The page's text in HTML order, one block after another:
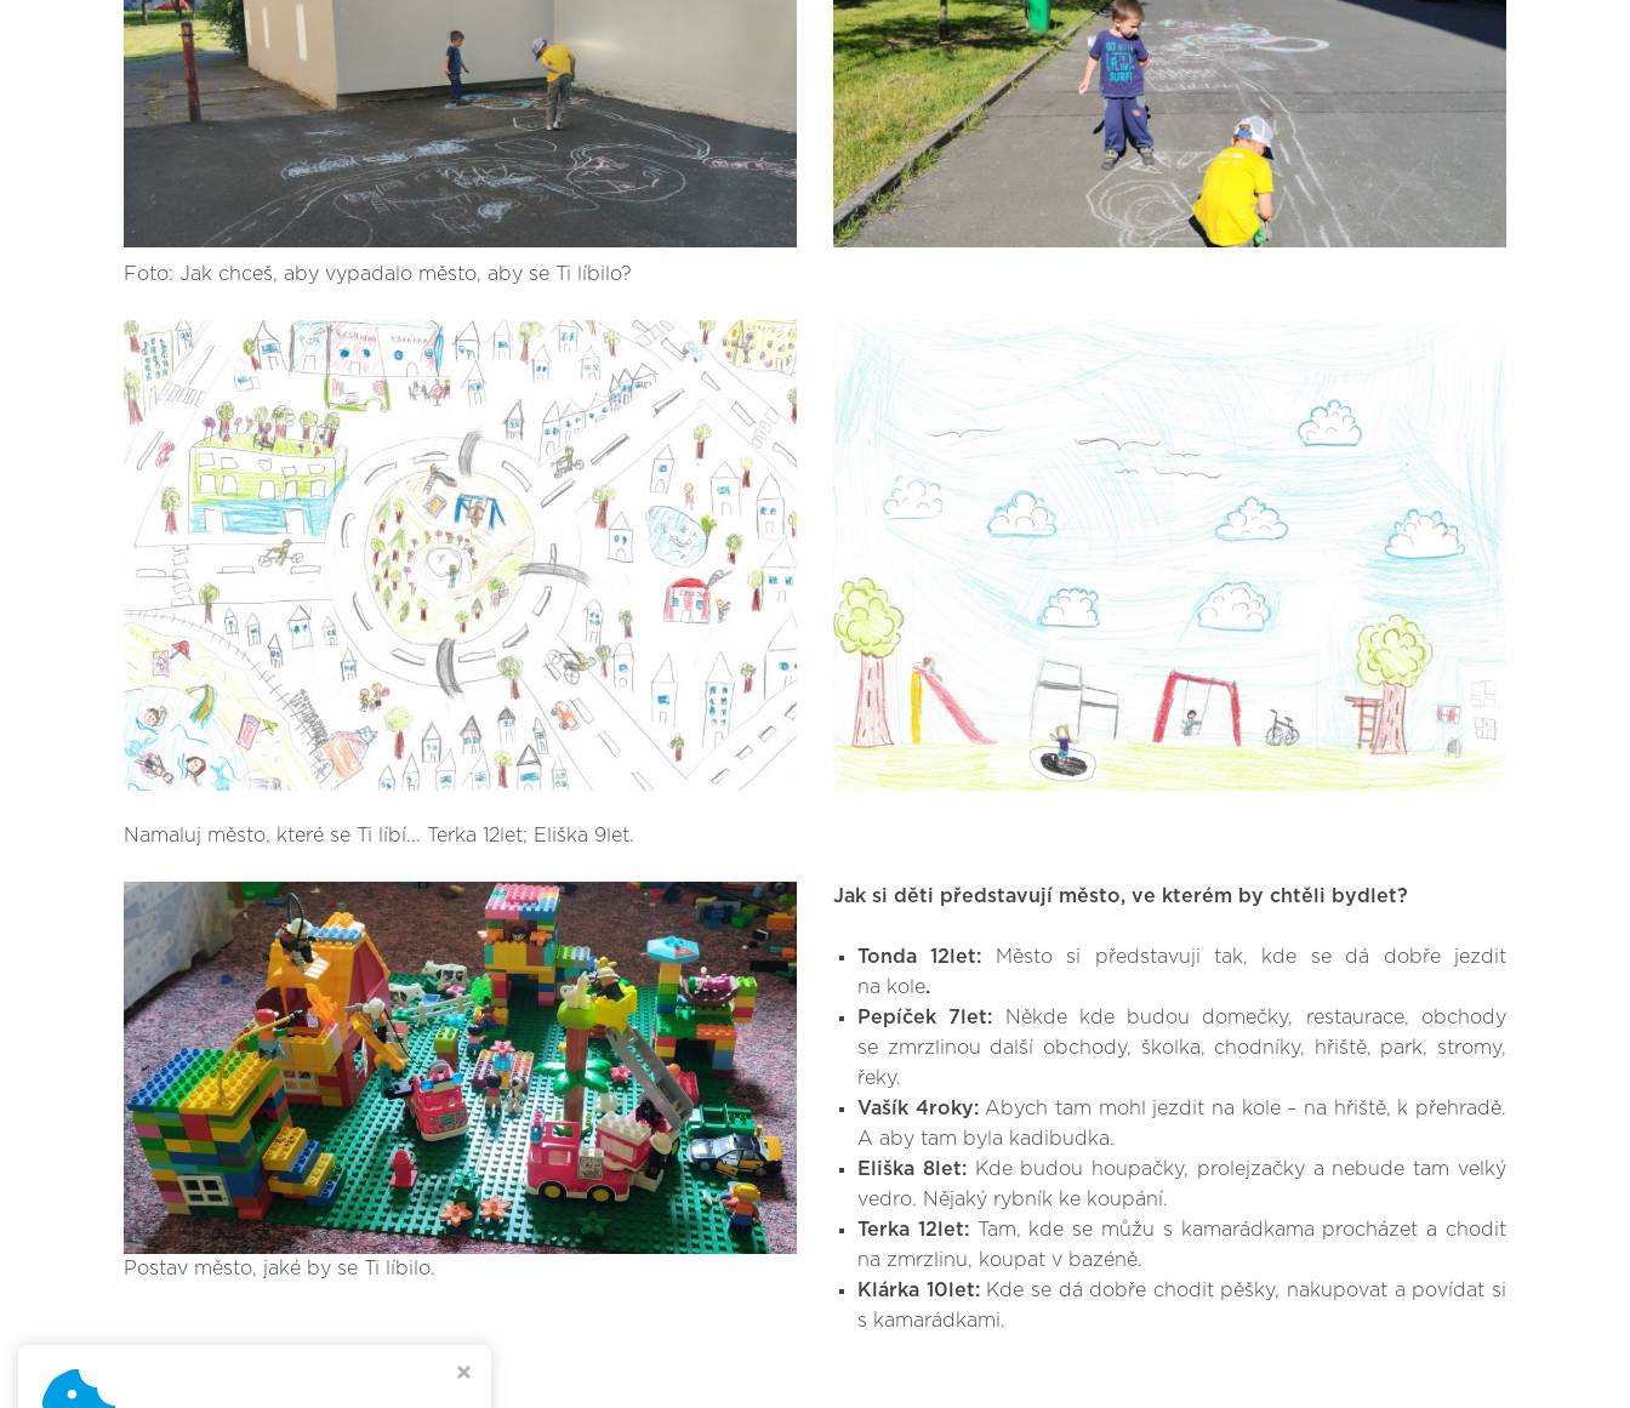
Foto: Jak chceš, aby vypadalo město, aby se Ti líbilo?
Namaluj město, které se Ti líbí... Terka 12let; Eliška 9let.
Postav město, jaké by se Ti líbilo.
Jak si děti představují město, ve kterém by chtěli bydlet?
Tonda 12let: Město si představuji tak, kde se dá dobře jezdit
na kole.
Pepíček 7let: Někde kde budou domečky, restaurace, obchody
se zmrzlinou další obchody, školka, chodníky, hřiště, park, stromy,
řeky.
Vašík 4roky:Abych tam mohl jezdit na kole – na hřiště, k přehradě.
A aby tam byla kadibudka.
Eliška 8let:Kde budou houpačky, prolejzačky a nebude tam velký
vedro. Nějaký rybník ke koupání.
Terka 12let:Tam, kde se můžu s kamarádkama procházet a chodit
na zmrzlinu, koupat v bazéně.
Klárka 10let:Kde se dá dobře chodit pěšky, nakupovat a povídat si
s kamarádkami.